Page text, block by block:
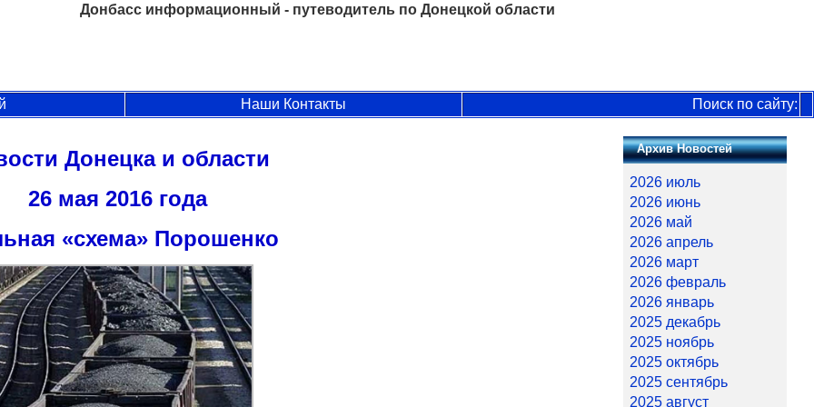
Донбасс информационный - путеводитель по Донецкой области
Наши Контакты Поиск по сайту:
Донецка и области
26 мая 2016 года
«схема» Порошенко
Архив Новостей
2026 июль
2026 июнь
2026 май
2026 апрель
2026 март
2026 февраль
2026 январь
2025 декабрь
2025 ноябрь
2025 октябрь
2025 сентябрь
2025 август